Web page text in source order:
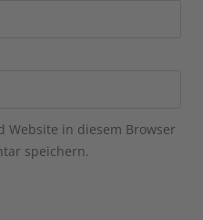
Website in diesem Browser
speichern.